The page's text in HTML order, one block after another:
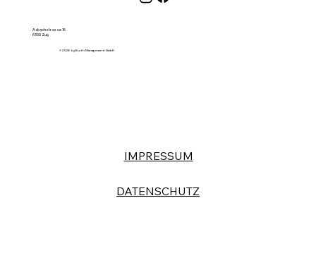
IMPRESSUM
Aabachstrasse 16
6300 Zug
© 2026 by Burth Management GmbH
DATENSCHUTZ